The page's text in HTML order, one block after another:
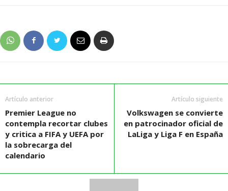
Artículo anterior
Premier League no
contempla recortar clubes
y critica a FIFA y UEFA por
la sobrecarga del
calendario
Artículo siguiente
Volkswagen se convierte
en patrocinador oficial de
LaLiga y Liga F en España